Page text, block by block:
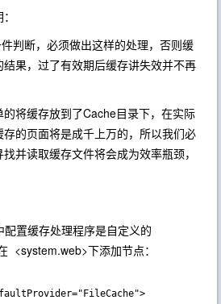
判断，必须做出这样的处理，否则缓
果，过了有效期后缓存讲失效并不再
将缓存放到了Cache目录下，在实际
的页面将是成千上万的，所以我们必
并读取缓存文件将会成为效率瓶颈，
置缓存处理程序是自定义的
<system.web>下添加节点：